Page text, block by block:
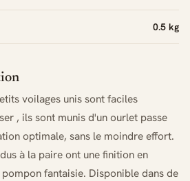
0.5 kg
voilages unis sont faciles
, ils sont munis d'un ourlet passe
optimale, sans le moindre effort.
à la paire ont une finition en
fantaisie. Disponible dans de